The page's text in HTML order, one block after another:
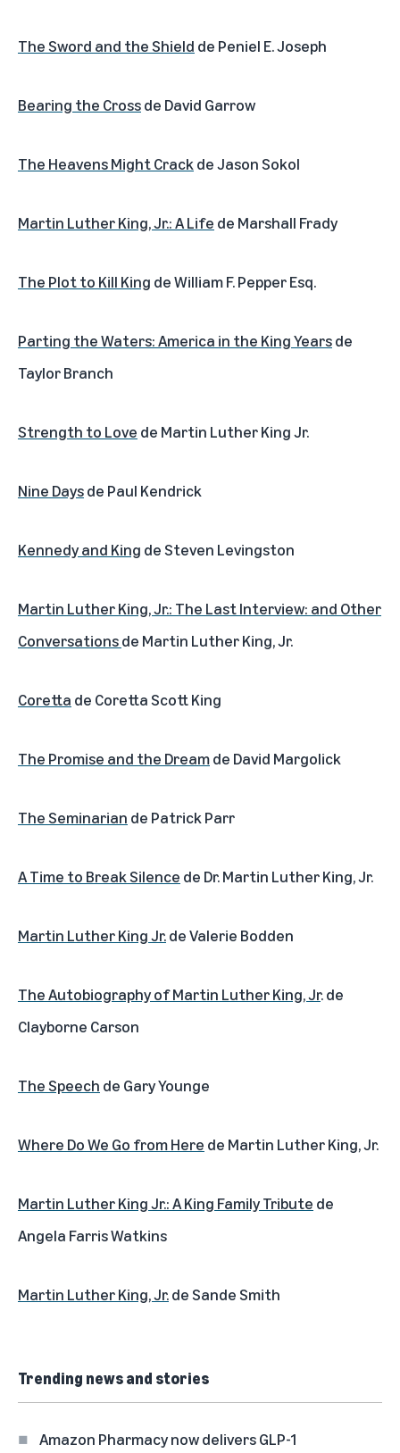
The Sword and the Shield de Peniel E. Joseph
Bearing the Crossde David Garrow
The Heavens Might Crack de Jason Sokol
Martin Luther King, Jr.: A Life de Marshall Frady
The Plot to Kill King de William F. Pepper Esq.
Parting the Waters: America in the King Yearsde
Taylor Branch
Strength to Love de Martin Luther King Jr.
Nine Daysde Paul Kendrick
Kennedy and King de Steven Levingston
Martin Luther King, Jr.: The Last Interview: and Other
Conversationsde Martin Luther King, Jr.
Coretta de Coretta Scott King
The Promise and the Dreamde David Margolick
The Seminarian de Patrick Parr
A Time to Break Silence de Dr. Martin Luther King, Jr.
Martin Luther King Jr.de Valerie Bodden
The Autobiography of Martin Luther King, Jr. de
Clayborne Carson
The Speech de Gary Younge
Where Do We Go from Here de Martin Luther King, Jr.
Martin Luther King Jr.: A King Family Tribute de
Angela Farris Watkins
Martin Luther King, Jr.de Sande Smith
Trending news and stories
Amazon Pharmacy now delivers GLP-1